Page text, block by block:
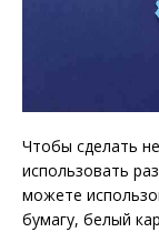
Чтобы сделать
использовать
можете
бумагу, белый